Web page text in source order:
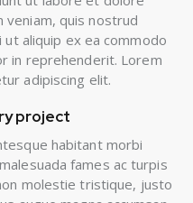
veniam, quis nostrud
aliquip ex ea commodo
in reprehenderit. Lorem
adipiscing elit.
project
habitant morbi
fames ac turpis
molestie tristique, justo